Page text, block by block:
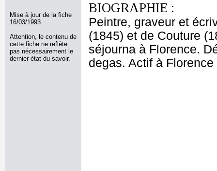
Mise à jour de la fiche
16/03/1993
Attention, le contenu de
cette fiche ne reflète
pas nécessairement le
dernier état du savoir.
BIOGRAPHIE :
Peintre, graveur et
(1845) et de Couture
séjourna à Florence.
degas. Actif à